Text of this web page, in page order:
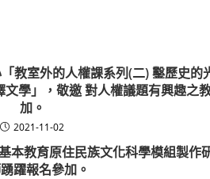
教室外的人權課系列(二) 鑿歷史的
學」，敬邀 對人權議題有興趣之
加。
2021-11-02
本教育原住民族文化科學模組製作
躍報名參加。